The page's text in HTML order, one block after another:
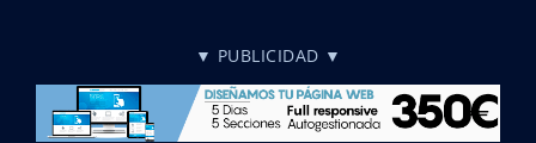
▼ PUBLICIDAD ▼